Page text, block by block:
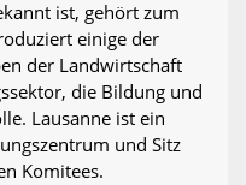
ist, gehört zum
einige der
der Landwirtschaft
die Bildung und
Lausanne ist ein
und Sitz
Komitees.